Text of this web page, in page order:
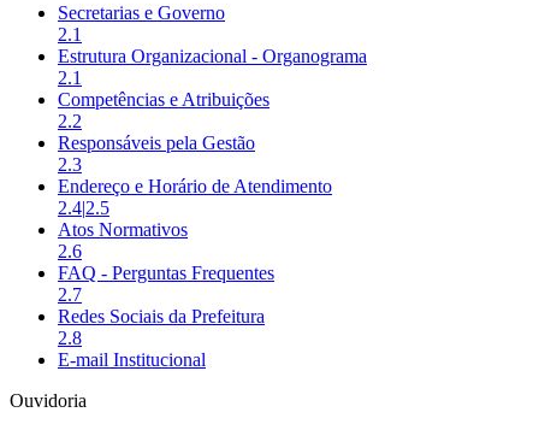
Secretarias e Governo
2.1
Estrutura Organizacional - Organograma
2.1
Competências e Atribuições
2.2
Responsáveis pela Gestão
2.3
Endereço e Horário de Atendimento
2.4|2.5
Atos Normativos
2.6
FAQ - Perguntas Frequentes
2.7
Redes Sociais da Prefeitura
2.8
E-mail Institucional
Ouvidoria